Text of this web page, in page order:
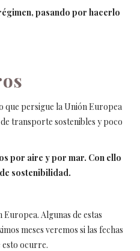
pasando por hacerlo
que persigue la Unión Europea
transporte sostenibles y poco
por aire y por mar. Con ello
sostenibilidad.
Algunas de estas
meses veremos si las fechas
esto ocurre.